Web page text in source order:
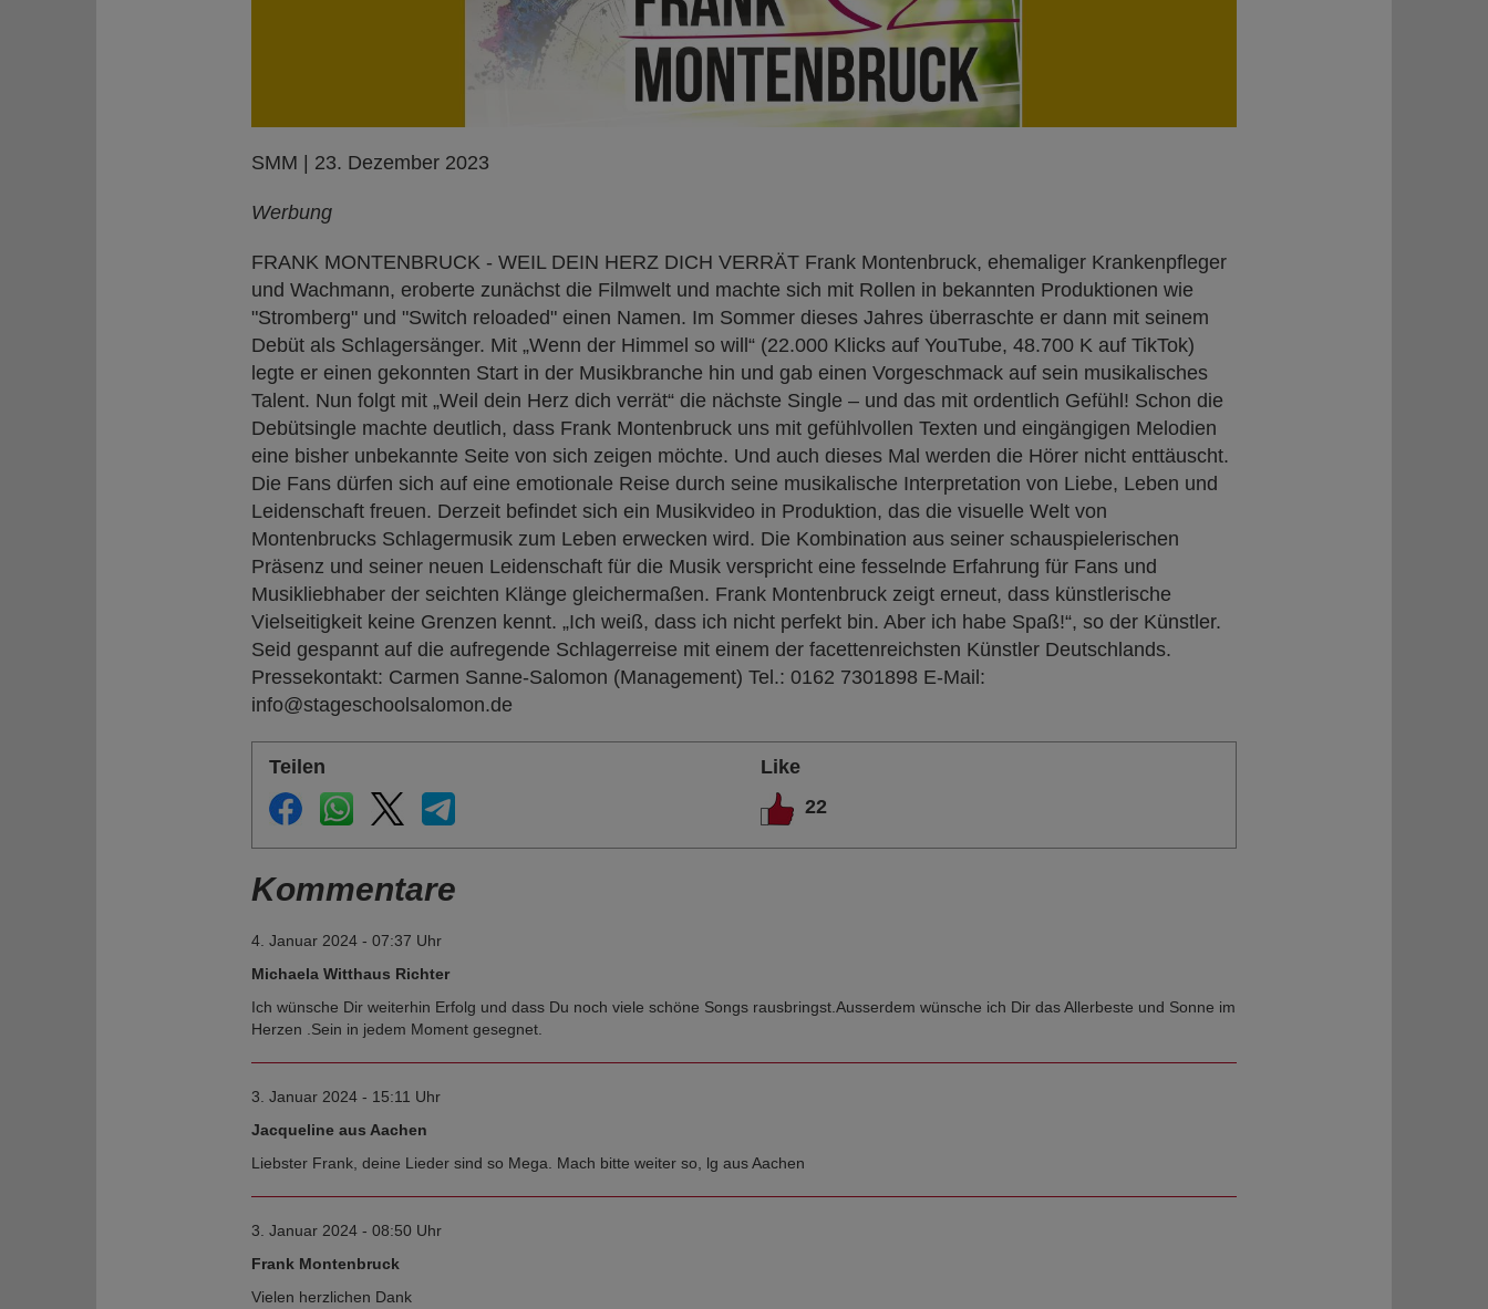
SMM | 23. Dezember 2023
Werbung
FRANK MONTENBRUCK - WEIL DEIN HERZ DICH VERRÄT Frank Montenbruck, ehemaliger Krankenpfleger
und Wachmann, eroberte zunächst die Filmwelt und machte sich mit Rollen in bekannten Produktionen wie
"Stromberg" und "Switch reloaded" einen Namen. Im Sommer dieses Jahres überraschte er dann mit seinem
Debüt als Schlagersänger. Mit „Wenn der Himmel so will“ (22.000 Klicks auf YouTube, 48.700 K auf TikTok)
legte er einen gekonnten Start in der Musikbranche hin und gab einen Vorgeschmack auf sein musikalisches
Talent. Nun folgt mit „Weil dein Herz dich verrät“ die nächste Single – und das mit ordentlich Gefühl! Schon die
Debütsingle machte deutlich, dass Frank Montenbruck uns mit gefühlvollen Texten und eingängigen Melodien
eine bisher unbekannte Seite von sich zeigen möchte. Und auch dieses Mal werden die Hörer nicht enttäuscht.
Die Fans dürfen sich auf eine emotionale Reise durch seine musikalische Interpretation von Liebe, Leben und
Leidenschaft freuen. Derzeit befindet sich ein Musikvideo in Produktion, das die visuelle Welt von
Montenbrucks Schlagermusik zum Leben erwecken wird. Die Kombination aus seiner schauspielerischen
Präsenz und seiner neuen Leidenschaft für die Musik verspricht eine fesselnde Erfahrung für Fans und
Musikliebhaber der seichten Klänge gleichermaßen. Frank Montenbruck zeigt erneut, dass künstlerische
Vielseitigkeit keine Grenzen kennt. „Ich weiß, dass ich nicht perfekt bin. Aber ich habe Spaß!“, so der Künstler.
Seid gespannt auf die aufregende Schlagerreise mit einem der facettenreichsten Künstler Deutschlands.
Pressekontakt: Carmen Sanne-Salomon (Management) Tel.: 0162 7301898 E-Mail:
info@stageschoolsalomon.de
Teilen
Like
22
Kommentare
4. Januar 2024 - 07:37 Uhr
Michaela Witthaus Richter
Ich wünsche Dir weiterhin Erfolg und dass Du noch viele schöne Songs rausbringst.Ausserdem wünsche ich Dir das Allerbeste und Sonne im
Herzen .Sein in jedem Moment gesegnet.
3. Januar 2024 - 15:11 Uhr
Jacqueline aus Aachen
Liebster Frank, deine Lieder sind so Mega. Mach bitte weiter so, lg aus Aachen
3. Januar 2024 - 08:50 Uhr
Frank Montenbruck
Vielen herzlichen Dank